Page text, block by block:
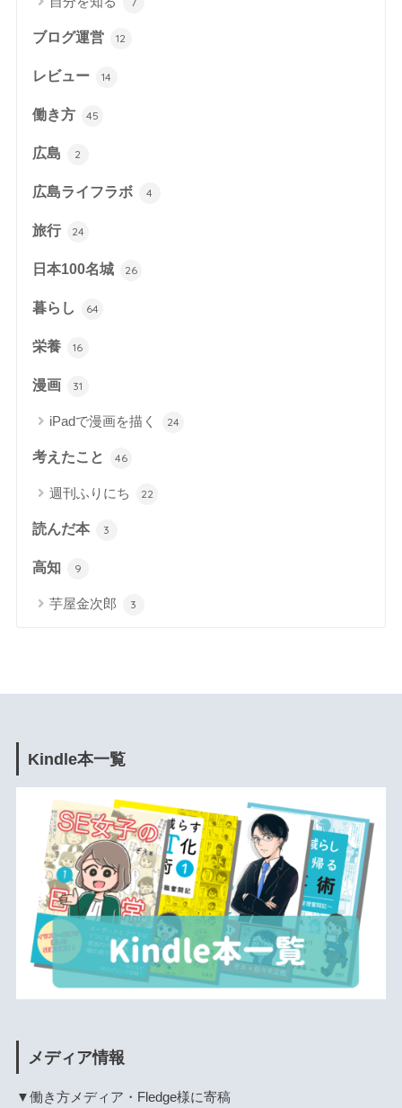
ブログ運営 12
レビュー 14
働き方 45
広島 2
広島ライフラボ 4
旅行 24
日本100名城 26
暮らし 64
栄養 16
漫画 31
iPadで漫画を描く 24
考えたこと 46
週刊ふりにち 22
読んだ本 3
高知 9
芋屋金次郎 3
Kindle本一覧
メディア情報
▼働き方メディア・Fledge様に寄稿